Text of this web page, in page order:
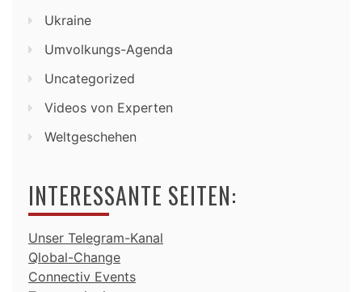
Ukraine
Umvolkungs-Agenda
Uncategorized
Videos von Experten
Weltgeschehen
INTERESSANTE SEITEN:
Unser Telegram-Kanal
Qlobal-Change
Connectiv Events